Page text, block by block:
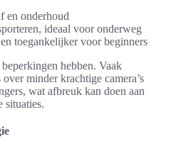
en onderhoud
ideaal voor onderweg
toegankelijker voor beginners
hebben. Vaak
minder krachtige camera’s
wat afbreuk kan doen aan
situaties.